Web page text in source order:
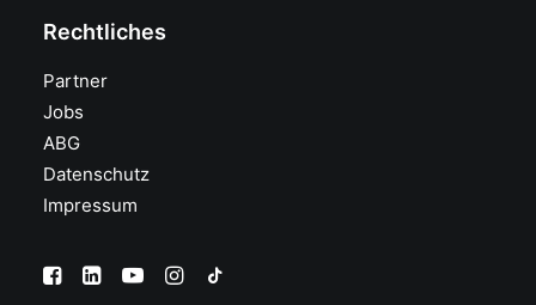
Rechtliches
Partner
Jobs
ABG
Datenschutz
Impressum